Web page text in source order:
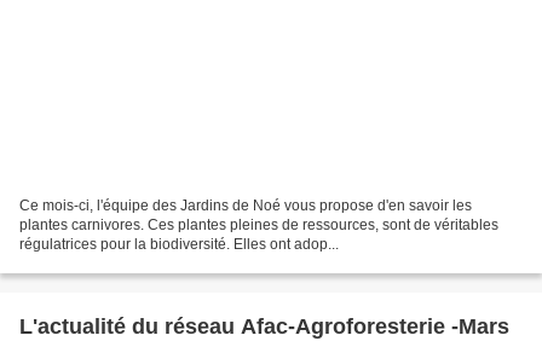
Ce mois-ci, l'équipe des Jardins de Noé vous propose d'en savoir les
plantes carnivores. Ces plantes pleines de ressources, sont de véritables
régulatrices pour la biodiversité. Elles ont adop...
L'actualité du réseau Afac-Agroforesterie -Mars